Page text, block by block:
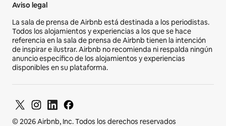
Aviso legal
La sala de prensa de Airbnb está destinada a los periodistas.
Todos los alojamientos y experiencias a los que se hace
referencia en la sala de prensa de Airbnb tienen la intención
de inspirar e ilustrar. Airbnb no recomienda ni respalda ningún
anuncio específico de los alojamientos y experiencias
disponibles en su plataforma.
© 2026 Airbnb, Inc. Todos los derechos reservados